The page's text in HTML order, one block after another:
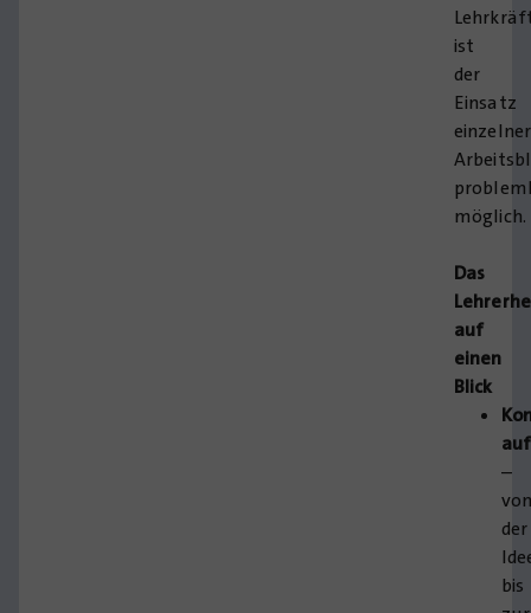
ist
der
Einsatz
einzelner
möglich.
Das
auf
einen
Blick
–
der
bis